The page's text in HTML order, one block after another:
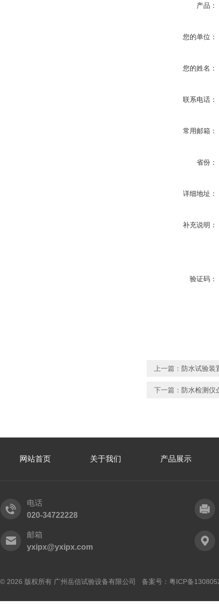
产品：
您的单位：
您的姓名：
联系电话：
常用邮箱：
省份：
详细地址：
补充说明：
验证码：
上一篇： 防水试验装
下一篇： 防水检测仪
网站首页 关于我们 产品展示
电话
020-34722228
邮箱
yxipx@yxipx.com
© 2026 版权所有 广州岳信试验设备有限公司 备案号： 粤ICP备